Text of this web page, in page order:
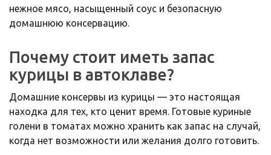
нежное мясо, насыщенный соус и безопасную
домашнюю консервацию.
Почему стоит иметь запас
курицы в автоклаве?
Домашние консервы из курицы — это настоящая
находка для тех, кто ценит время. Готовые куриные
голени в томатах можно хранить как запас на случай,
когда нет возможности или желания долго готовить.